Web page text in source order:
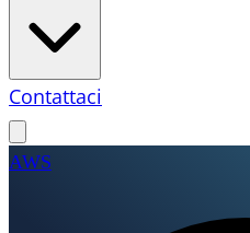
Contattaci
AWS